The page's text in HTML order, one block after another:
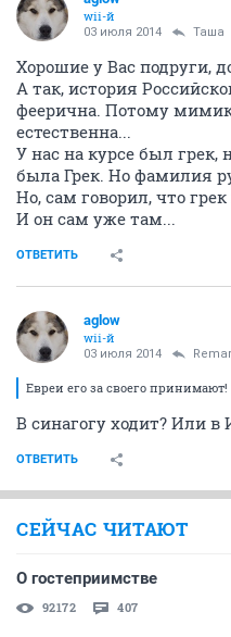
wii-й
03 июля 2014 Таша
Хорошие у Вас подруги,
А так, история
феерична. Потому
естественна...
У нас на курсе был грек,
была Грек. Но фамилия
Но, сам говорил, что
ОТВЕТИТЬ
wii-й
ОТВЕТИТЬ
СЕЙЧАС ЧИТАЮТ